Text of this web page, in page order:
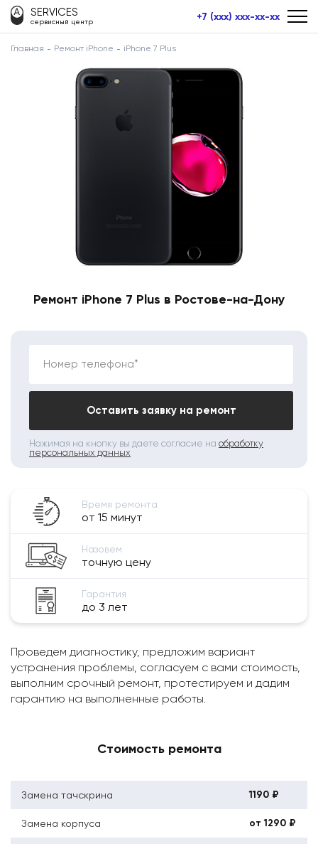
SERVICES
сервисный центр +7 (xxx) xxx-xx-xx
Главная Ремонт iPhone iPhone 7 Plus
Ремонт iPhone 7 Plus в Ростове-на-Дону
Номер телефона*
Оставить заявку на ремонт
Нажимая на кнопку вы даете согласие на обработку
персональных данных
Время ремонта
от 15 минут
Назовем
точную цену
Гарантия
до 3 лет
Проведем диагностику, предложим вариант
устранения проблемы, согласуем с вами стоимость,
выполним срочный ремонт, протестируем и дадим
гарантию на выполненные работы.
Стоимость ремонта
Замена тачскрина 1190 ₽
Замена корпуса от 1290 ₽